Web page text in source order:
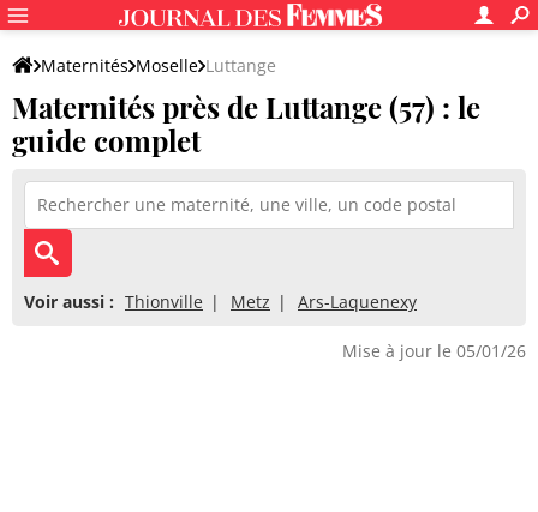
Maternités Moselle Luttange
Maternités près de Luttange (57) : le
guide complet
Voir aussi : Thionville Metz Ars-Laquenexy
Mise à jour le 05/01/26